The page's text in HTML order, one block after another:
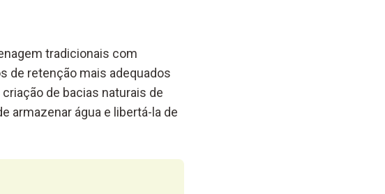
tradicionais com
de retenção mais adequados
de bacias naturais de
armazenar água e libertá-la de